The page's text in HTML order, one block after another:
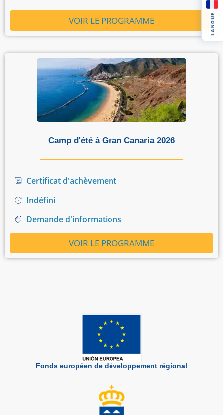
VOIR LE PROGRAMME
Camp d'été à Gran Canaria 2026
Certificat d'achèvement
Indéfini
Demande d'informations
VOIR LE PROGRAMME
Fonds européen de développement régional
LANGUE